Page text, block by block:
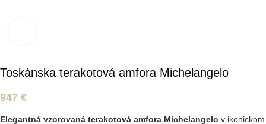
Toskánska terakotová amfora Michelangelo
947 €
Elegantná vzorovaná terakotová amfora Michelangelo v ikonickom